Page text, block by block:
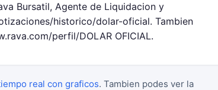
Bursatil, Agente de Liquidacion y
historico/dolar-oficial. Tambien
perfil/DOLAR OFICIAL.
real con graficos. Tambien podes ver la